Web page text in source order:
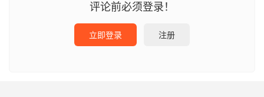
评论前必须登录！
立即登录 注册